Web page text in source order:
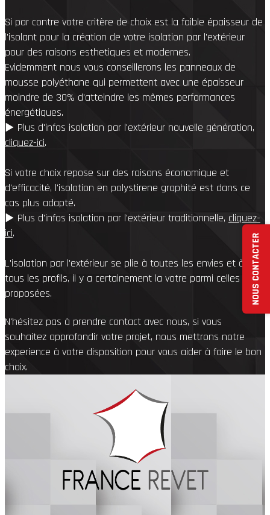
NOUS CONTACTER
Si par contre votre critère de choix est la faible épaisseur de
l'isolant pour la création de votre isolation par l'extérieur
pour des raisons esthetiques et modernes.
Evidemment nous vous conseillerons les panneaux de
mousse polyéthane qui permettent avec une épaisseur
moindre de 30% d'atteindre les mêmes performances
énergétiques.
▶︎ Plus d'infos isolation par l'extérieur nouvelle génération,
cliquez-ici.
Si votre choix repose sur des raisons économique et
d'efficacité, l'isolation en polystirene graphité est dans ce
cas plus adapté.
▶︎ Plus d'infos isolation par l'extérieur traditionnelle, cliquez-
ici.
L'isolation par l'extérieur se plie à toutes les envies et à
tous les profils, il y a certainement la votre parmi celles
proposées.
N'hésitez pas à prendre contact avec nous, si vous
souhaitez approfondir votre projet, nous mettrons notre
experience à votre disposition pour vous aider à faire le bon
choix.